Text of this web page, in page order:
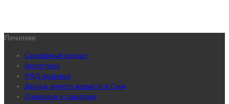
Лечение
Серебряный возраст
Антистресс
РЖД-здоровье
Декада зрелого возраста в Сочи
Онкология и санатории